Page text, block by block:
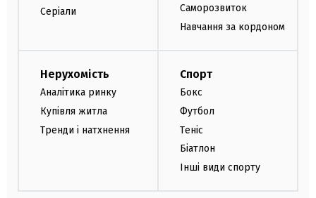
Серіали
Саморозвиток
Навчання за кордоном
Нерухомість
Аналітика ринку
Купівля житла
Тренди і натхнення
Спорт
Бокс
Футбол
Теніс
Біатлон
Інші види спорту